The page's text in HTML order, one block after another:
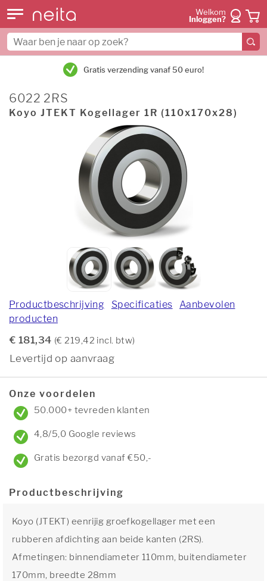
Welkom
Inloggen?
Gratis verzending vanaf 50 euro!
6022 2RS
Koyo JTEKT Kogellager 1R (110x170x28)
Productbeschrijving Specificaties
Aanbevolen
producten
€ 181,34 (€ 219,42 incl. btw)
Levertijd op aanvraag
Onze voordelen
50.000+ tevreden klanten
4,8/5,0 Google reviews
Gratis bezorgd vanaf €50,-
Productbeschrijving
Koyo (JTEKT) eenrijig groefkogellager met een
rubberen afdichting aan beide kanten (2RS).
Afmetingen: binnendiameter 110mm, buitendiameter
170mm, breedte 28mm